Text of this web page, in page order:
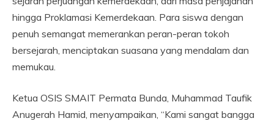
hingga Proklamasi Kemerdekaan. Para siswa dengan
penuh semangat memerankan peran-peran tokoh
bersejarah, menciptakan suasana yang mendalam dan
memukau.
Ketua OSIS SMAIT Permata Bunda, Muhammad Taufik
Anugerah Hamid, menyampaikan, “Kami sangat bangga